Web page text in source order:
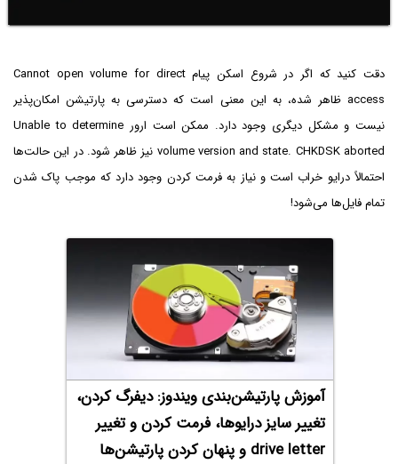
دقت کنید که اگر در شروع اسکن پیام Cannot open volume for direct
access ظاهر شده، به این معنی است که دسترسی به پارتیشن امکان‌پذیر
نیست و مشکل دیگری وجود دارد. ممکن است ارور Unable to determine
volume version and state. CHKDSK aborted نیز ظاهر شود. در این حالت‌ها
احتمالاً درایو خراب است و نیاز به فرمت کردن وجود دارد که موجب پاک شدن
تمام فایل‌ها می‌شود!
آموزش پارتیشن‌بندی ویندوز: دیفرگ کردن،
تغییر سایز درایوها، فرمت کردن و تغییر
drive letter و پنهان کردن پارتیشن‌ها